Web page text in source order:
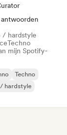
/ hardstyle
Techno
mijn Spotify-
Techno
hardstyle